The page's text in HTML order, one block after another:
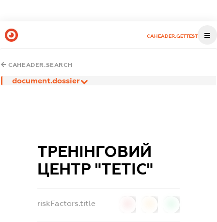
CAHEADER.GETTEST
CAHEADER.SEARCH
document.dossier
ТРЕНІНГОВИЙ
ЦЕНТР "ТЕТІС"
riskFactors.title